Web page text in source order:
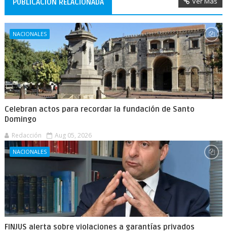
PUBLICACIÓN RELACIONADA
NACIONALES
Celebran actos para recordar la fundación de Santo
Domingo
Redacción Aug 05, 2026
NACIONALES
FINJUS alerta sobre violaciones a garantías privados